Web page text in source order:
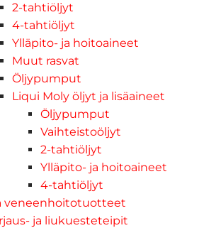
2-tahtiöljyt
4-tahtiöljyt
Ylläpito- ja hoitoaineet
Muut rasvat
Öljypumput
Liqui Moly öljyt ja lisäaineet
Öljypumput
Vaihteistoöljyt
2-tahtiöljyt
Ylläpito- ja hoitoaineet
4-tahtiöljyt
veneenhoitotuotteet
ja liukuesteteipit